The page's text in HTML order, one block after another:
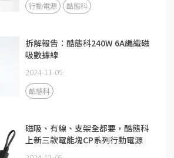
行動電源 酷態科
拆解報告：酷態科240W 6A編織磁
吸數據線
2024-11-05
酷態科
磁吸、有線、支架全都要，酷態科
上新三款電能塊CP系列行動電源